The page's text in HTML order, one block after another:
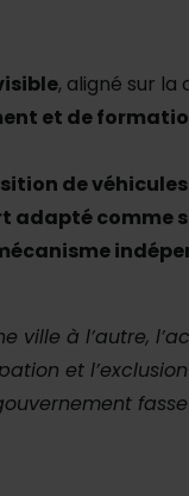
, aligné sur la
et de
de
adapté comme
ville à l’autre,
et l’exclusion